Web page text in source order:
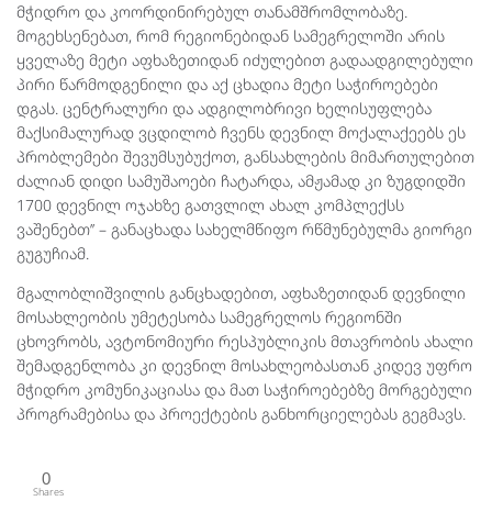
მჭიდრო და კოორდინირებულ თანამშრომლობაზე.
მოგეხსენებათ, რომ რეგიონებიდან სამეგრელოში არის
ყველაზე მეტი აფხაზეთიდან იძულებით გადაადგილებული
პირი წარმოდგენილი და აქ ცხადია მეტი საჭიროებები
დგას. ცენტრალური და ადგილობრივი ხელისუფლება
მაქსიმალურად ვცდილობ ჩვენს დევნილ მოქალაქეებს ეს
პრობლემები შევუმსუბუქოთ, განსახლების მიმართულებით
ძალიან დიდი სამუშაოები ჩატარდა, ამჟამად კი ზუგდიდში
1700 დევნილ ოჯახზე გათვლილ ახალ კომპლექსს
ვაშენებთ’’ – განაცხადა სახელმწიფო რწმუნებულმა გიორგი
გუგუჩიამ.
მგალობლიშვილის განცხადებით, აფხაზეთიდან დევნილი
მოსახლეობის უმეტესობა სამეგრელოს რეგიონში
ცხოვრობს, ავტონომიური რესპუბლიკის მთავრობის ახალი
შემადგენლობა კი დევნილ მოსახლეობასთან კიდევ უფრო
მჭიდრო კომუნიკაციასა და მათ საჭიროებებზე მორგებული
პროგრამებისა და პროექტების განხორციელებას გეგმავს.
0
Shares